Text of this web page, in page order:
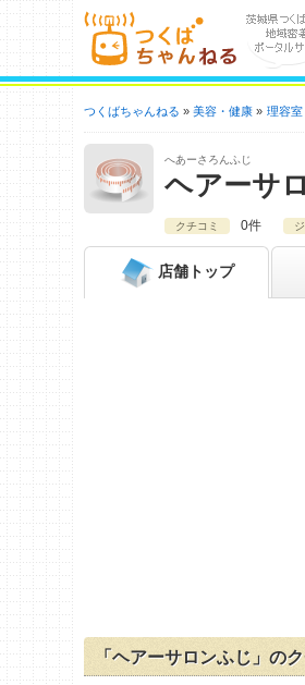
つくばちゃんねる 美容・健康 理容室
へあーさろんふじ
ヘアーサ
クチコミ 0件
店舗 トップ
「ヘアーサロンふじ」の